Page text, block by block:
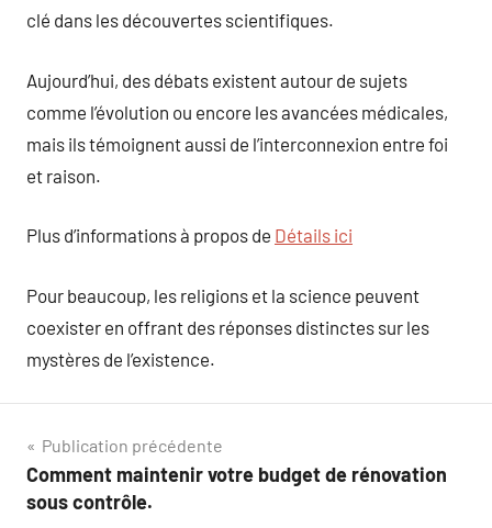
clé dans les découvertes scientifiques.
Aujourd’hui, des débats existent autour de sujets
comme l’évolution ou encore les avancées médicales,
mais ils témoignent aussi de l’interconnexion entre foi
et raison.
Plus d’informations à propos de Détails ici
Pour beaucoup, les religions et la science peuvent
coexister en offrant des réponses distinctes sur les
mystères de l’existence.
Navigation
de
Publication précédente
Comment maintenir votre budget de rénovation
sous contrôle.